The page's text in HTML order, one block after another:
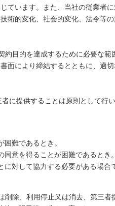
ています。また、当社の従業者
術的変化、社会的変化、法令等
目的を達成するために必要な範
面により締結するとともに、適
に提供することは原則として行い
難であるとき。
意を得ることが困難であるとき。
対して協力する必要がある場合
除、利用停止又は消去、第三者